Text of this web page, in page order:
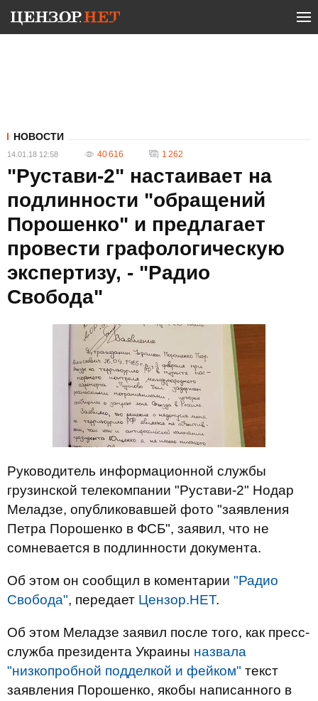
НОВОСТИ
14.01.18 12:58 40 616 1 262
"Рустави-2" настаивает на
подлинности "обращений
Порошенко" и предлагает
провести графологическую
экспертизу, - "Радио
Свобода"
Руководитель информационной службы
грузинской телекомпании "Рустави-2" Нодар
Меладзе, опубликовавшей фото "заявления
Петра Порошенко в ФСБ", заявил, что не
сомневается в подлинности документа.
Об этом он сообщил в коментарии "Радио
Свобода", передает Цензор.НЕТ.
Об этом Меладзе заявил после того, как пресс-
служба президента Украины назвала
"низкопробной подделкой и фейком" текст
заявления Порошенко, якобы написанного в